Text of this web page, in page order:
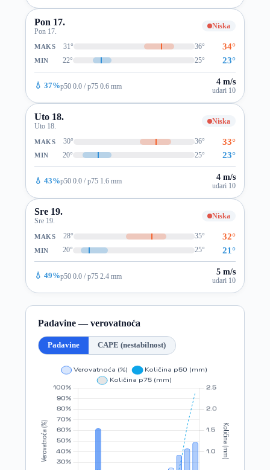
Pon 17.
Pon 17.
Niska
MAKS 31° 36° 34°
MIN 22° 25° 23°
💧 37%p50 0.0 / p75 0.6 mm 4 m/s
udari 10
Uto 18.
Uto 18.
Niska
MAKS 30° 36° 33°
MIN 20° 25° 23°
💧 43%p50 0.0 / p75 1.6 mm 4 m/s
udari 10
Sre 19.
Sre 19.
Niska
MAKS 28° 35° 32°
MIN 20° 25° 21°
💧 49%p50 0.0 / p75 2.4 mm 5 m/s
udari 10
Padavine — verovatnoća
Padavine CAPE (nestabilnost)